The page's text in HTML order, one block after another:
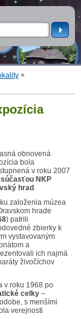
»
obnovená
bola
v roku 2007
súčasťou NKP
hrad .
založenia múzea
hrade
8) patrili
zbierky k
vystavovaným
a
ich najmä
živočíchov
v roku 1968 po
celky –
s menšími
verejnosti